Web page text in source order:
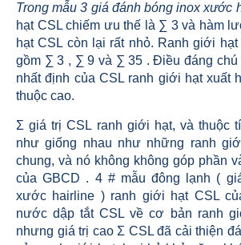
Trong mẫu 3 giá đánh bóng inox xước
hạt CSL chiếm ưu thế là ∑ 3 và hàm
hạt CSL còn lại rất nhỏ. Ranh giới
gồm ∑ 3 , ∑ 9 và ∑ 35 . Điều đáng
nhất định của CSL ranh giới hạt xuất
thuộc cao.
Σ giá trị CSL ranh giới hạt, và thuộc
như giống nhau như những ranh
chung, và nó không không góp phần
của GBCD . 4 # mẫu đông lạnh (
xước hairline ) ranh giới hạt CSL
nước dập tắt CSL về cơ bản ranh
nhưng giá trị cao Σ CSL đã cải thiện